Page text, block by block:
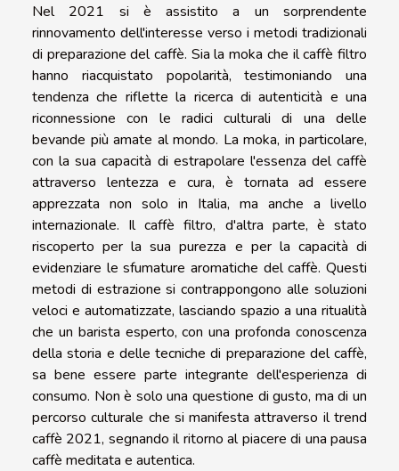
Nel 2021 si è assistito a un sorprendente
rinnovamento dell'interesse verso i metodi tradizionali
di preparazione del caffè. Sia la moka che il caffè filtro
hanno riacquistato popolarità, testimoniando una
tendenza che riflette la ricerca di autenticità e una
riconnessione con le radici culturali di una delle
bevande più amate al mondo. La moka, in particolare,
con la sua capacità di estrapolare l'essenza del caffè
attraverso lentezza e cura, è tornata ad essere
apprezzata non solo in Italia, ma anche a livello
internazionale. Il caffè filtro, d'altra parte, è stato
riscoperto per la sua purezza e per la capacità di
evidenziare le sfumature aromatiche del caffè. Questi
metodi di estrazione si contrappongono alle soluzioni
veloci e automatizzate, lasciando spazio a una ritualità
che un barista esperto, con una profonda conoscenza
della storia e delle tecniche di preparazione del caffè,
sa bene essere parte integrante dell'esperienza di
consumo. Non è solo una questione di gusto, ma di un
percorso culturale che si manifesta attraverso il trend
caffè 2021, segnando il ritorno al piacere di una pausa
caffè meditata e autentica.